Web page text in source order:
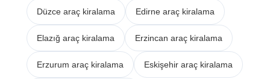
Düzce araç kiralama Edirne araç kiralama
Elazığ araç kiralama Erzincan araç kiralama
Erzurum araç kiralama Eskişehir araç kiralama